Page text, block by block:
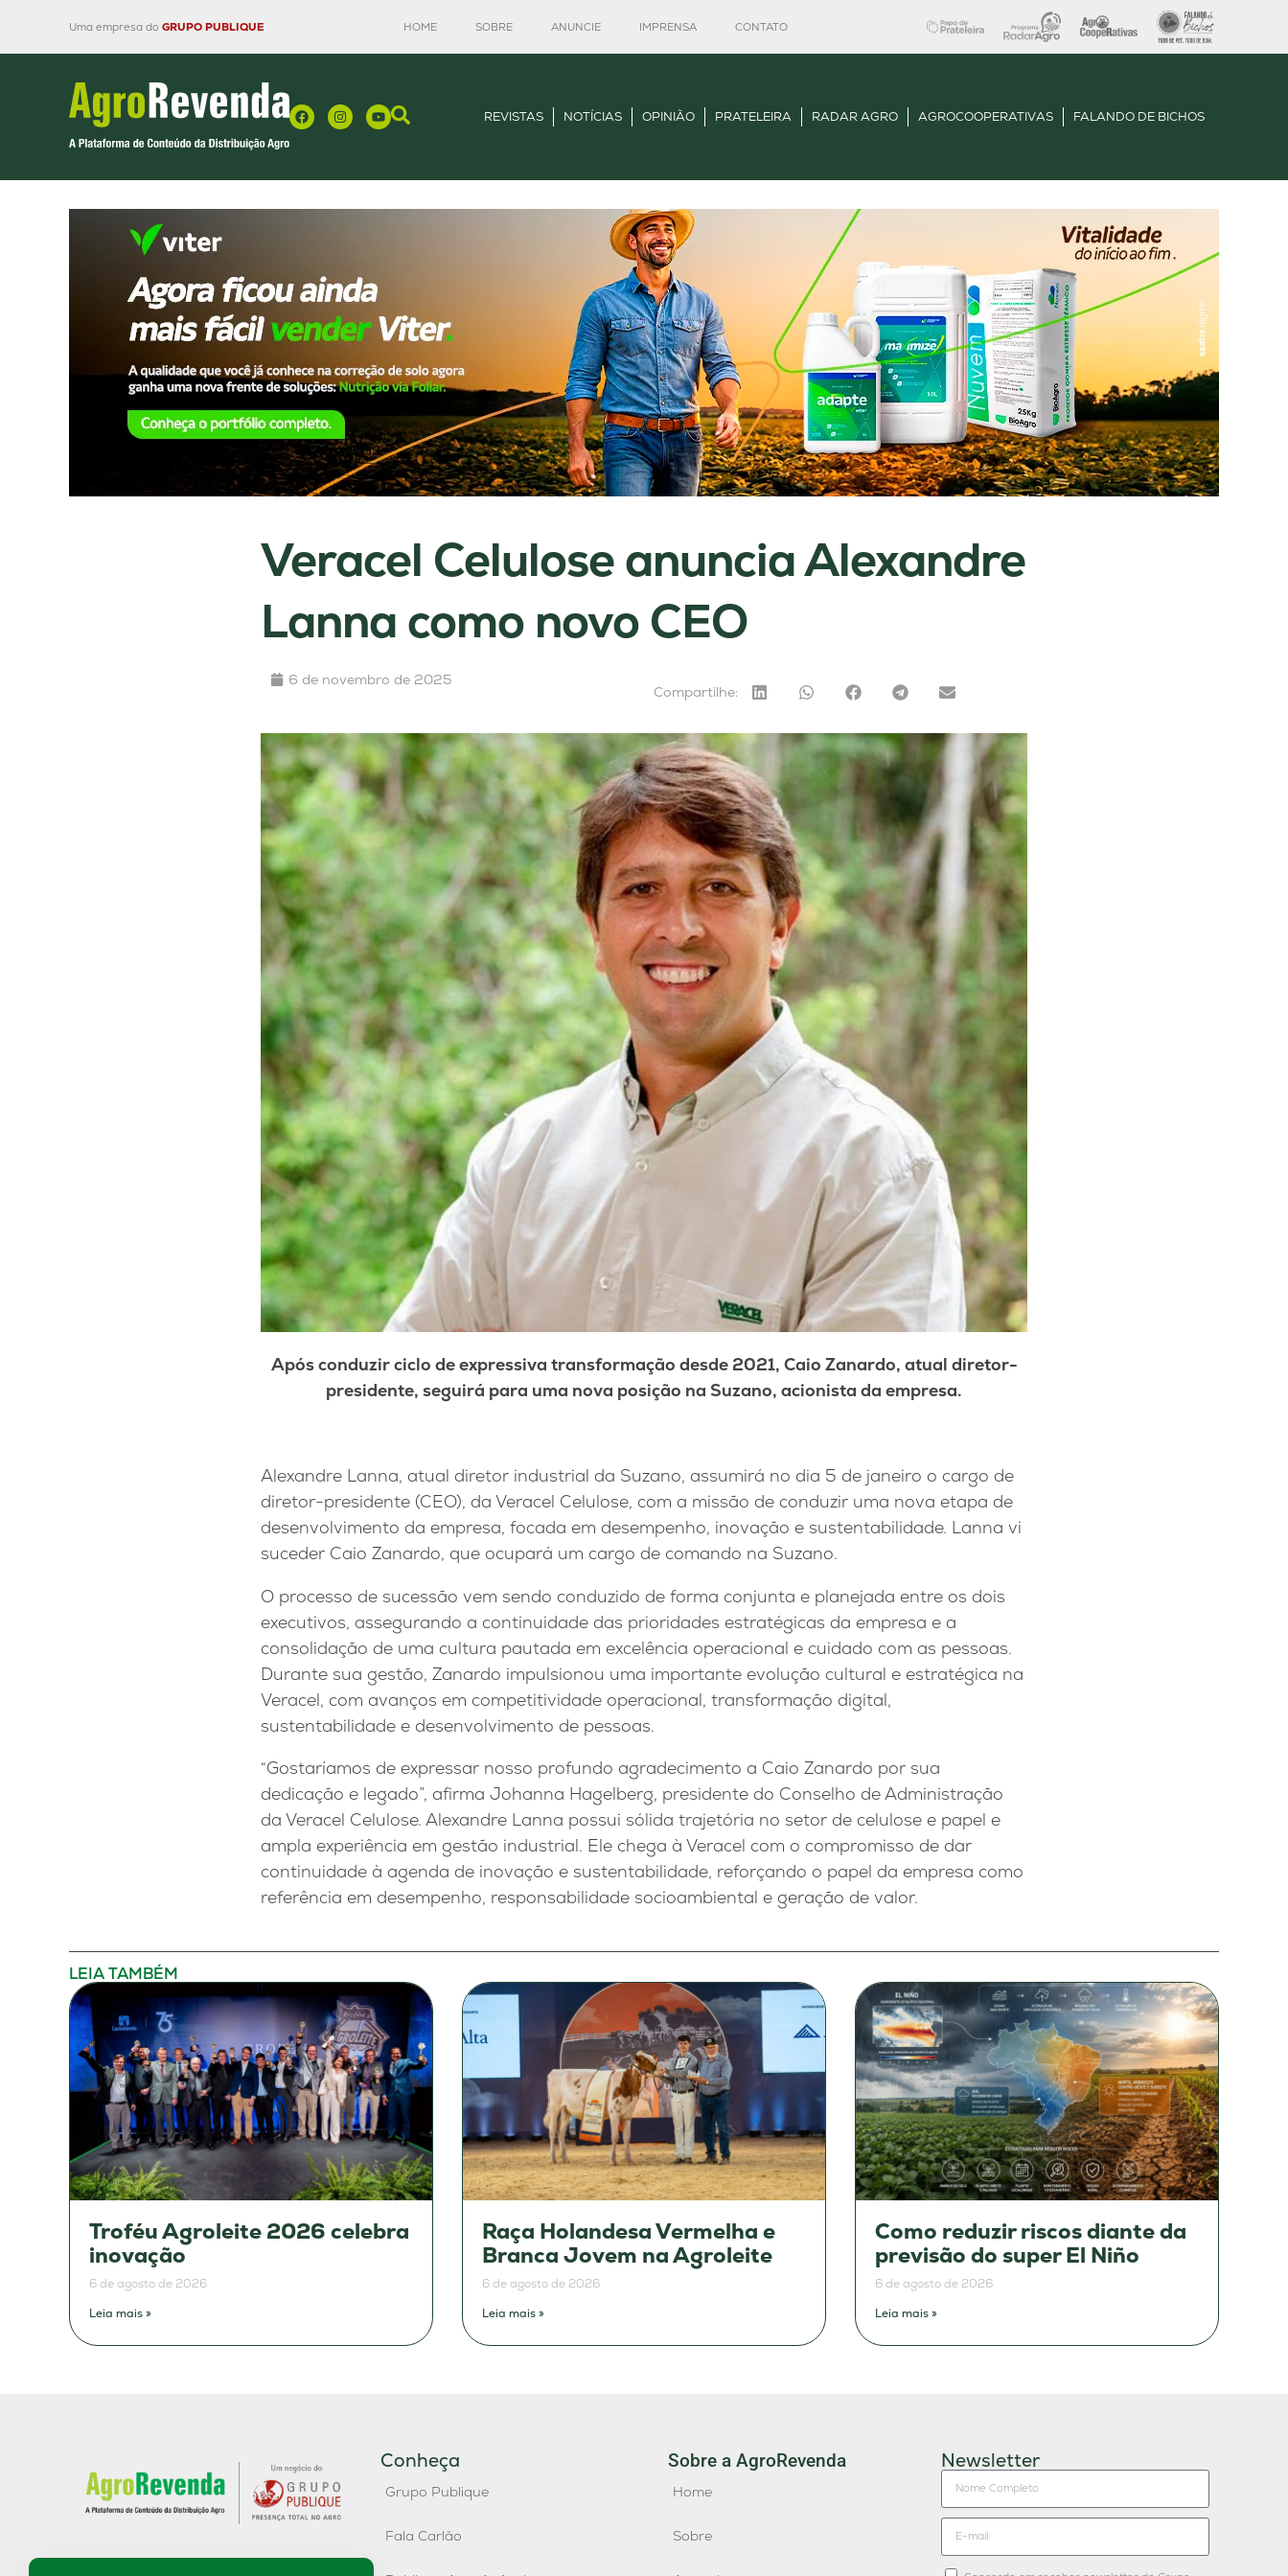
Uma empresa do GRUPO PUBLIQUE HOME SOBRE ANUNCIE IMPRENSA CONTATO
REVISTAS NOTÍCIAS OPINIÃO PRATELEIRA RADAR AGRO AGROCOOPERATIVAS FALANDO DE BICHOS
Veracel Celulose anuncia Alexandre
Lanna como novo CEO
6 de novembro de 2025
Compartilhe:
Após conduzir ciclo de expressiva transformação desde 2021, Caio Zanardo, atual diretor-
presidente, seguirá para uma nova posição na Suzano, acionista da empresa.
Alexandre Lanna, atual diretor industrial da Suzano, assumirá no dia 5 de janeiro o cargo de
diretor-presidente (CEO), da Veracel Celulose, com a missão de conduzir uma nova etapa de
desenvolvimento da empresa, focada em desempenho, inovação e sustentabilidade. Lanna vi
suceder Caio Zanardo, que ocupará um cargo de comando na Suzano.
O processo de sucessão vem sendo conduzido de forma conjunta e planejada entre os dois
executivos, assegurando a continuidade das prioridades estratégicas da empresa e a
consolidação de uma cultura pautada em excelência operacional e cuidado com as pessoas.
Durante sua gestão, Zanardo impulsionou uma importante evolução cultural e estratégica na
Veracel, com avanços em competitividade operacional, transformação digital,
sustentabilidade e desenvolvimento de pessoas.
“Gostaríamos de expressar nosso profundo agradecimento a Caio Zanardo por sua
dedicação e legado”, afirma Johanna Hagelberg, presidente do Conselho de Administração
da Veracel Celulose. Alexandre Lanna possui sólida trajetória no setor de celulose e papel e
ampla experiência em gestão industrial. Ele chega à Veracel com o compromisso de dar
continuidade à agenda de inovação e sustentabilidade, reforçando o papel da empresa como
referência em desempenho, responsabilidade socioambiental e geração de valor.
LEIA TAMBÉM
Troféu Agroleite 2026 celebra
inovação
6 de agosto de 2026
Leia mais »
Raça Holandesa Vermelha e
Branca Jovem na Agroleite
6 de agosto de 2026
Leia mais »
Como reduzir riscos diante da
previsão do super El Niño
6 de agosto de 2026
Leia mais »
Conheça
Grupo Publique
Fala Carlão
Sobre a AgroRevenda
Home
Sobre
Newsletter